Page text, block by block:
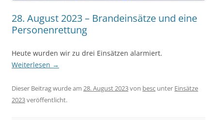
28. August 2023 – Brandeinsätze und eine
Personenrettung
Heute wurden wir zu drei Einsätzen alarmiert.
Weiterlesen →
Dieser Beitrag wurde am 28. August 2023von besc unter Einsätze
2023veröffentlicht.